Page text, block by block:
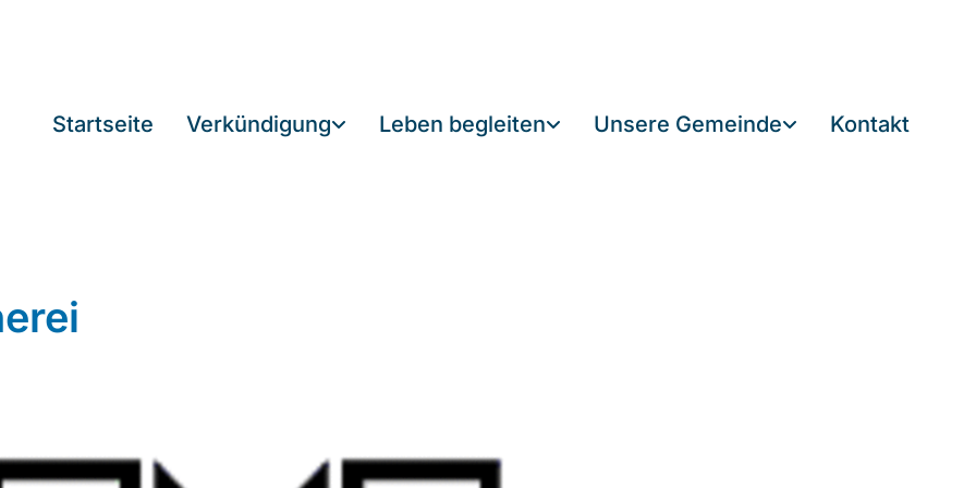
Startseite Verkündigung Leben begleiten Unsere Gemeinde Kontakt